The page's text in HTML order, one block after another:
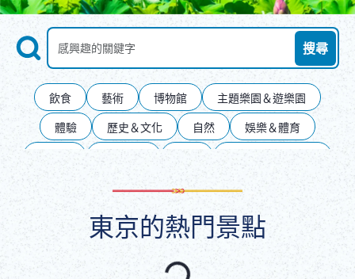
한글
ภาษาไทย
DEUTSCH
ITALIANO
ESPAÑOL
FRANÇAIS
Copy URL
Search
依關鍵字搜尋景點
搜尋
飲食 藝術 博物館
主題樂園＆遊樂園
體驗
歷史＆文化 自然
娛樂＆體育
夜生活
銀座
東京車站・丸之內
上野 淺草 兩國
澀谷・青山・表參道
台場
六本木
東京的熱門景點